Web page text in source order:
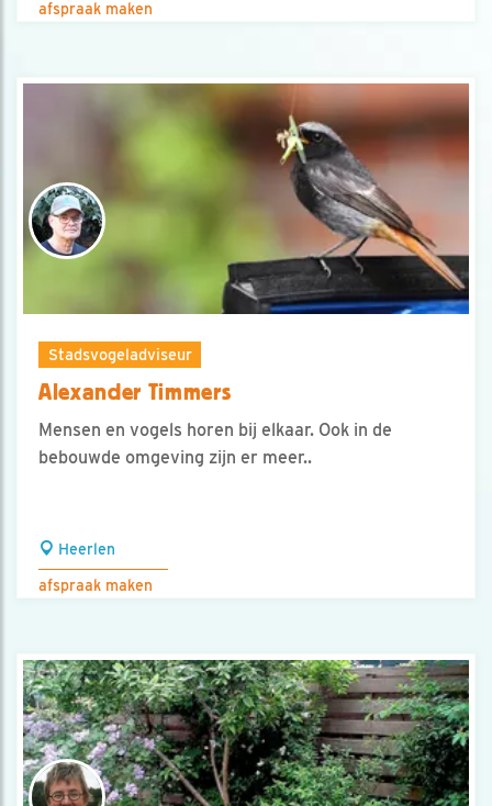
afspraak maken
Stadsvogeladviseur
Alexander Timmers
Mensen en vogels horen bij elkaar. Ook in de
bebouwde omgeving zijn er meer..
Heerlen
afspraak maken